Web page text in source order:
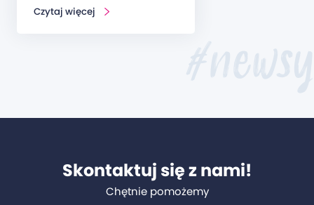
Czytaj więcej
Skontaktuj się z nami!
Chętnie pomożemy